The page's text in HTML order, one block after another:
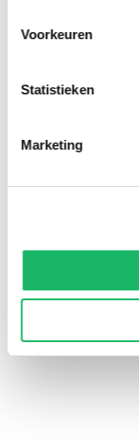
Voorkeuren
Statistieken
Marketing